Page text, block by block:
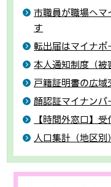
市職員が職場へマ
す
転出届はマイナポ
本人通知制度（被
戸籍証明書の広域
顔認証マイナンバ
【時間外窓口】
人口集計（地区別